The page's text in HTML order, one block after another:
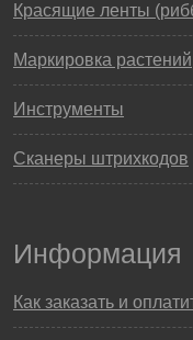
Красящие ленты
Маркировка растений
Инструменты
Сканеры штрихкодов
Информация
Как заказать и